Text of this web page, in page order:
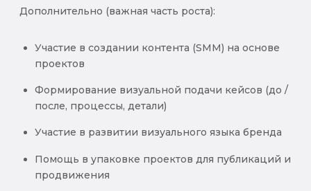
Дополнительно (важная часть роста):
Участие в создании контента (SMM) на основе
проектов
Формирование визуальной подачи кейсов (до /
после, процессы, детали)
Участие в развитии визуального языка бренда
Помощь в упаковке проектов для публикаций и
продвижения